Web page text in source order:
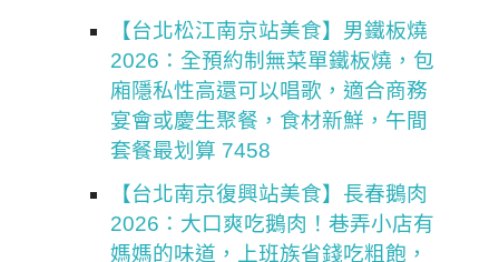
【台北松江南京站美食】男鐵板燒
2026：全預約制無菜單鐵板燒，包
廂隱私性高還可以唱歌，適合商務
宴會或慶生聚餐，食材新鮮，午間
套餐最划算 7458
【台北南京復興站美食】長春鵝肉
2026：大口爽吃鵝肉！巷弄小店有
媽媽的味道，上班族省錢吃粗飽，